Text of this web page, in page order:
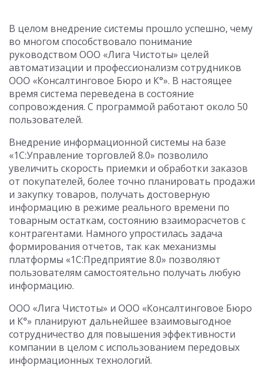
В целом внедрение системы прошло успешно, чему
во многом способствовало понимание
руководством ООО «Лига Чистоты» целей
автоматизации и профессионализм сотрудников
ООО «Консалтинговое Бюро и К°». В настоящее
время система переведена в состояние
сопровождения. С программой работают около 50
пользователей.
Внедрение информационной системы на базе
«1С:Управление торговлей 8.0» позволило
увеличить скорость приемки и обработки заказов
от покупателей, более точно планировать продажи
и закупку товаров, получать достоверную
информацию в режиме реального времени по
товарным остаткам, состоянию взаиморасчетов с
контрагентами. Намного упростилась задача
формирования отчетов, так как механизмы
платформы «1С:Предприятие 8.0» позволяют
пользователям самостоятельно получать любую
информацию.
ООО «Лига Чистоты» и ООО «Консалтинговое Бюро
и К°» планируют дальнейшее взаимовыгодное
сотрудничество для повышения эффективности
компании в целом с использованием передовых
информационных технологий.